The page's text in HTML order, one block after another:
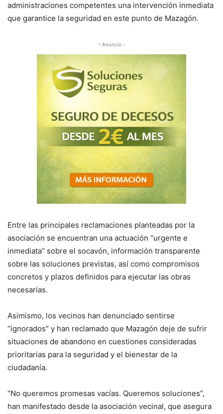
administraciones competentes una intervención inmediata
que garantice la seguridad en este punto de Mazagón.
- Anuncio -
Entre las principales reclamaciones planteadas por la
asociación se encuentran una actuación “urgente e
inmediata” sobre el socavón, información transparente
sobre las soluciones previstas, así como compromisos
concretos y plazos definidos para ejecutar las obras
necesarias.
Asimismo, los vecinos han denunciado sentirse
“ignorados” y han reclamado que Mazagón deje de sufrir
situaciones de abandono en cuestiones consideradas
prioritarias para la seguridad y el bienestar de la
ciudadanía.
“No queremos promesas vacías. Queremos soluciones”,
han manifestado desde la asociación vecinal, que asegura